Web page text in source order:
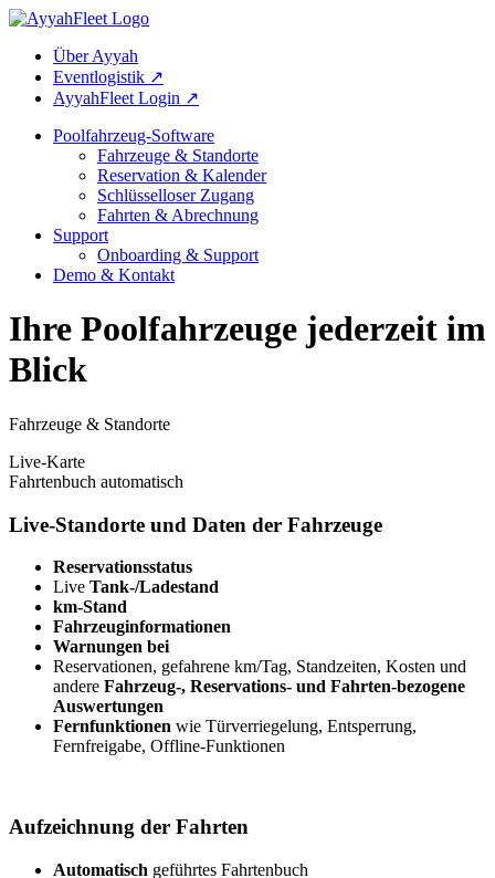
Über Ayyah
Eventlogistik ↗
AyyahFleet Login ↗
Poolfahrzeug-Software
Fahrzeuge & Standorte
Reservation & Kalender
Schlüsselloser Zugang
Fahrten & Abrechnung
Support
Onboarding & Support
Demo & Kontakt
Ihre Poolfahrzeuge jederzeit im
Blick
Fahrzeuge & Standorte
Live-Karte
Fahrtenbuch automatisch
Live-Standorte und Daten der Fahrzeuge
Reservationsstatus
Live Tank-/Ladestand
km-Stand
Fahrzeuginformationen
Warnungen bei
Reservationen, gefahrene km/Tag, Standzeiten, Kosten und
andere Fahrzeug-, Reservations- und Fahrten-bezogene
Auswertungen
Fernfunktionen wie Türverriegelung, Entsperrung,
Fernfreigabe, Offline-Funktionen
Aufzeichnung der Fahrten
Automatisch geführtes Fahrtenbuch